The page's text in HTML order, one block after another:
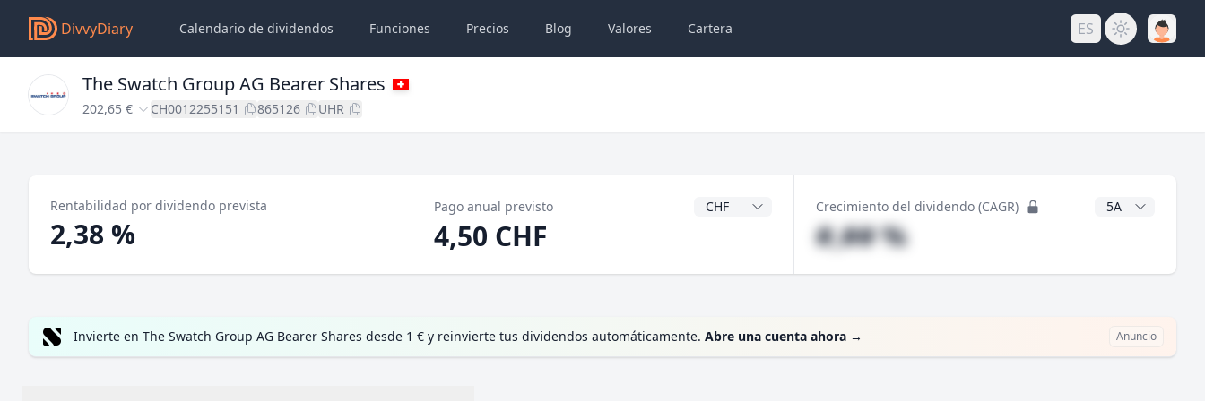
DivvyDiary Calendario de dividendos Funciones Precios Blog Valores Cartera ES
The Swatch Group AG Bearer Shares
202,65 € CH0012255151 865126 UHR
Rentabilidad por dividendo prevista
2,38 %
Pago anual previsto Divisa del dividendo
4,50 CHF
Crecimiento del dividendo (CAGR) Años CAGR
#,## %
Invierte en The Swatch Group AG Bearer Shares desde 1 € y reinvierte tus dividendos automáticamente. Abre una cuenta ahora → Anuncio